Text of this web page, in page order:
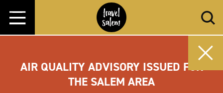
Zum Inhalt springen
AIR QUALITY ADVISORY ISSUED FOR
THE SALEM AREA